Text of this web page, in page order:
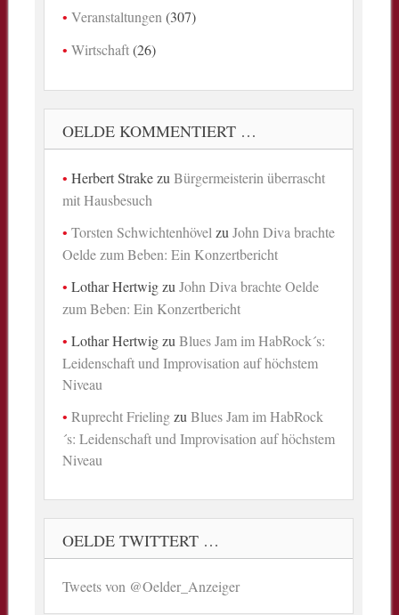
Veranstaltungen (307)
Wirtschaft(26)
OELDE KOMMENTIERT …
Herbert StrakezuBürgermeisterin überrascht
mit Hausbesuch
Torsten Schwichtenhövel zuJohn Diva brachte
Oelde zum Beben: Ein Konzertbericht
Lothar HertwigzuJohn Diva brachte Oelde
zum Beben: Ein Konzertbericht
Lothar HertwigzuBlues Jam im HabRock´s:
Leidenschaft und Improvisation auf höchstem
Niveau
Ruprecht FrielingzuBlues Jam im HabRock
´s: Leidenschaft und Improvisation auf höchstem
Niveau
OELDE TWITTERT …
Tweets von @Oelder_Anzeiger